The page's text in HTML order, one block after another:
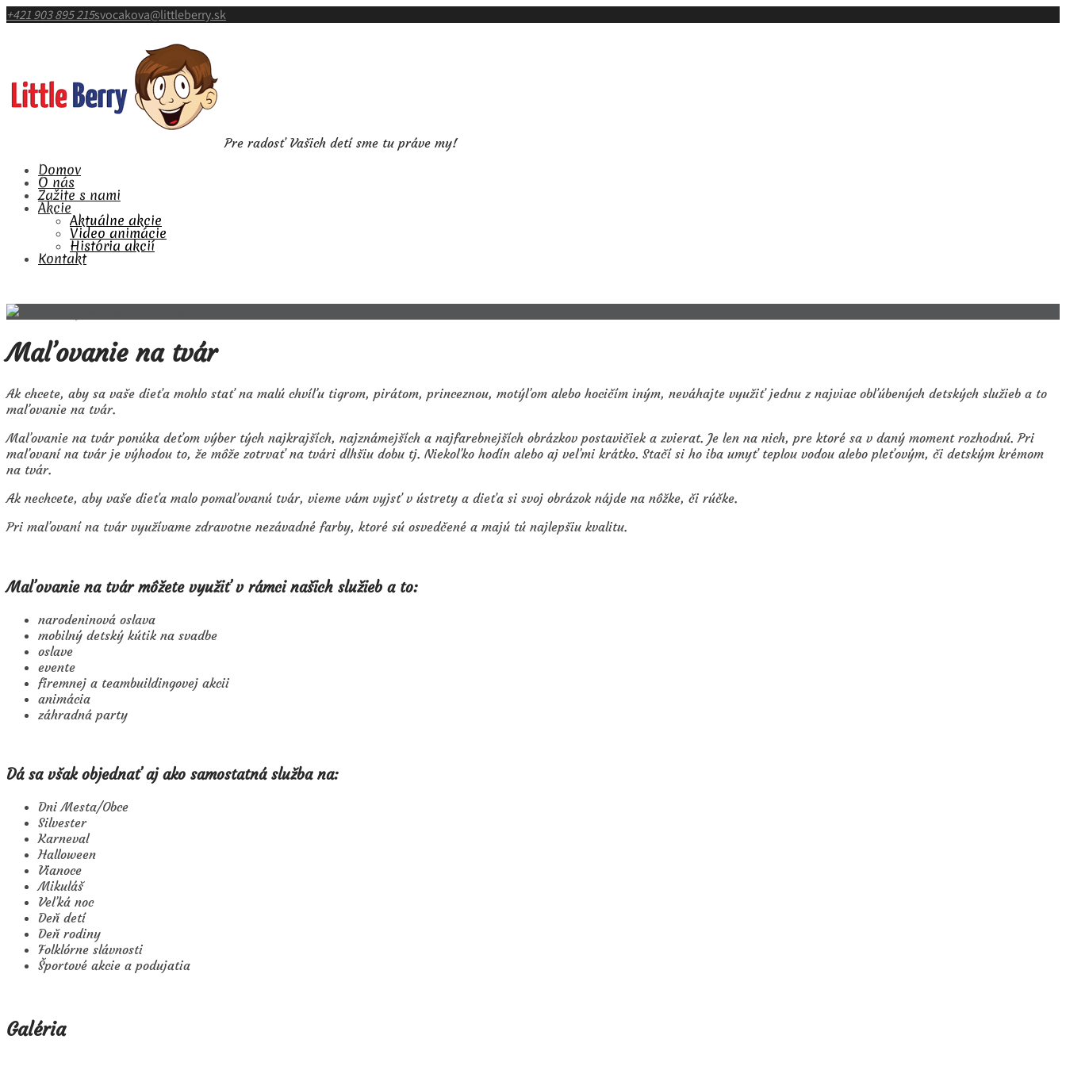
+421 903 895 215svocakova@littleberry.sk
Pre radosť Vašich detí sme tu práve my!
Domov
O nás
Zažite s nami
Akcie
Aktuálne akcie
Video animácie
História akcií
Kontakt
Maľovanie na tvár
Ak chcete, aby sa vaše dieťa mohlo stať na malú chvíľu tigrom, pirátom, princeznou, motýľom alebo hocičím iným, neváhajte využiť jednu z najviac obľúbených detských služieb a to
maľovanie na tvár.
Maľovanie na tvár ponúka deťom výber tých najkrajších, najznámejších a najfarebnejších obrázkov postavičiek a zvierat. Je len na nich, pre ktoré sa v daný moment rozhodnú. Pri
maľovaní na tvár je výhodou to, že môže zotrvať na tvári dlhšiu dobu tj. Niekoľko hodín alebo aj veľmi krátko. Stačí si ho iba umyť teplou vodou alebo pleťovým, či detským krémom
na tvár.
Ak nechcete, aby vaše dieťa malo pomaľovanú tvár, vieme vám vyjsť v ústrety a dieťa si svoj obrázok nájde na nôžke, či rúčke.
Pri maľovaní na tvár využívame zdravotne nezávadné farby, ktoré sú osvedčené a majú tú najlepšiu kvalitu.
Maľovanie na tvár môžete využiť v rámci našich služieb a to:
narodeninová oslava
mobilný detský kútik na svadbe
oslave
evente
firemnej a teambuildingovej akcii
animácia
záhradná party
Dá sa však objednať aj ako samostatná služba na:
Dni Mesta/Obce
Silvester
Karneval
Halloween
Vianoce
Mikuláš
Veľká noc
Deň detí
Deň rodiny
Folklórne slávnosti
Športové akcie a podujatia
Galéria